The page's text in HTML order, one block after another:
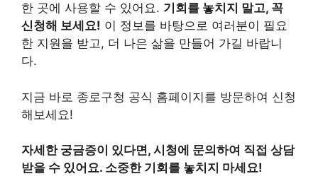
한 곳에 사용할 수 있어요. 기회를 놓치지 말고, 꼭
신청해 보세요! 이 정보를 바탕으로 여러분이 필요
한 지원을 받고, 더 나은 삶을 만들어 가길 바랍니
다.
지금 바로 종로구청 공식 홈페이지를 방문하여 신청
해보세요!
자세한 궁금증이 있다면, 시청에 문의하여 직접 상담
받을 수 있어요. 소중한 기회를 놓치지 마세요!